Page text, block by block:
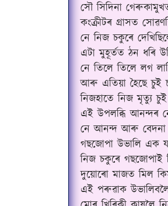
সৌ সিদিনা
কংক্ৰীটৰ গ্ৰাসত
নে নিজ চকুৰে
এটা মুহূৰ্তত ঠন ধৰি
নে তিলে তিলে লগ
আৰু এতিয়া হৈছে চুই
নিজহাতে নিজ মৃত্যু
এই উপলব্ধি আনন্দৰ
নে আনন্দ আৰু বেদনা
গছজোপা উভালি এক
নিজ চকুৰে গছজোপাই
দুয়োৰো মাজত মিল
এই পৰুৱাক উভালিবলৈ